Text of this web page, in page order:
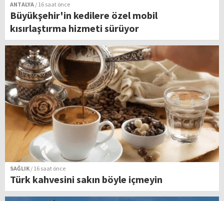
ANTALYA / 16 saat önce
Büyükşehir'in kedilere özel mobil
kısırlaştırma hizmeti sürüyor
SAĞLIK / 16 saat önce
Türk kahvesini sakın böyle içmeyin